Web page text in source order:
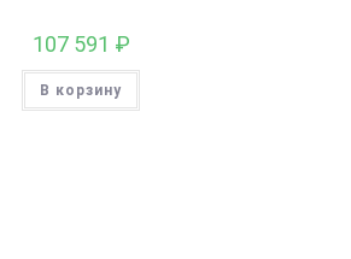
107 591 ₽
В корзину